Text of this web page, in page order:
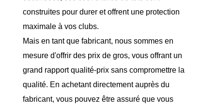
construites pour durer et offrent une protection
maximale à vos clubs.
Mais en tant que fabricant, nous sommes en
mesure d'offrir des prix de gros, vous offrant un
grand rapport qualité-prix sans compromettre la
qualité. En achetant directement auprès du
fabricant, vous pouvez être assuré que vous